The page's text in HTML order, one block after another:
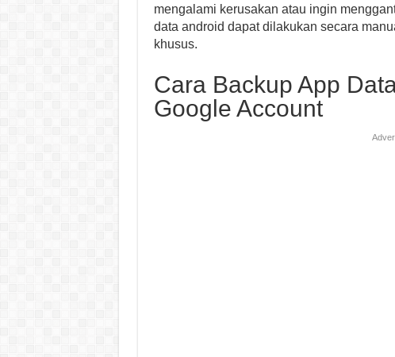
mengalami kerusakan atau ingin
data android dapat dilakukan secara
khusus.
Cara Backup App
Google Account